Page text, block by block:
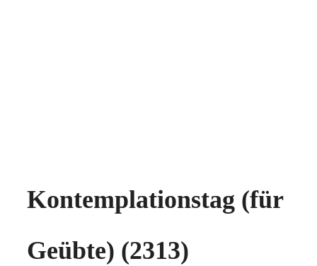
Kontemplationstag (für
Geübte) (2313)